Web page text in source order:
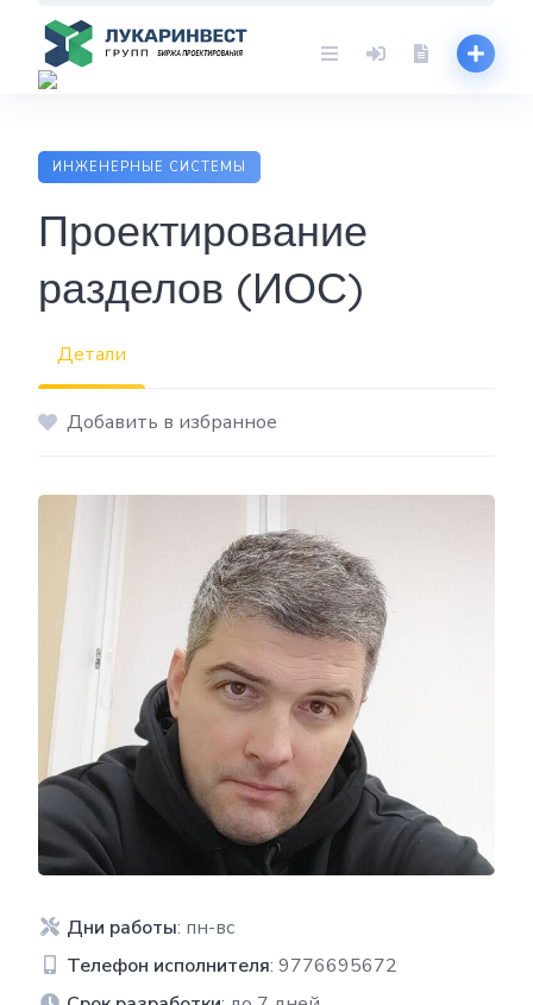
content
ИНЖЕНЕРНЫЕ СИСТЕМЫ
Проектирование
разделов (ИОС)
Детали
Добавить в избранное
Дни работы: пн-вс
Телефон исполнителя: 9776695672